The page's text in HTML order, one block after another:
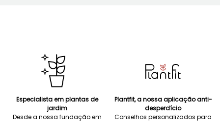
Especialista em plantas de
jardim
Desde a nossa fundação em
Plantfit, a nossa aplicação anti-
desperdício
Conselhos personalizados para